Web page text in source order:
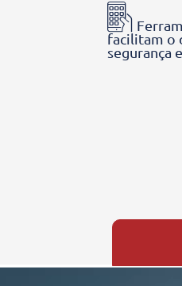
facilitam o
segurança